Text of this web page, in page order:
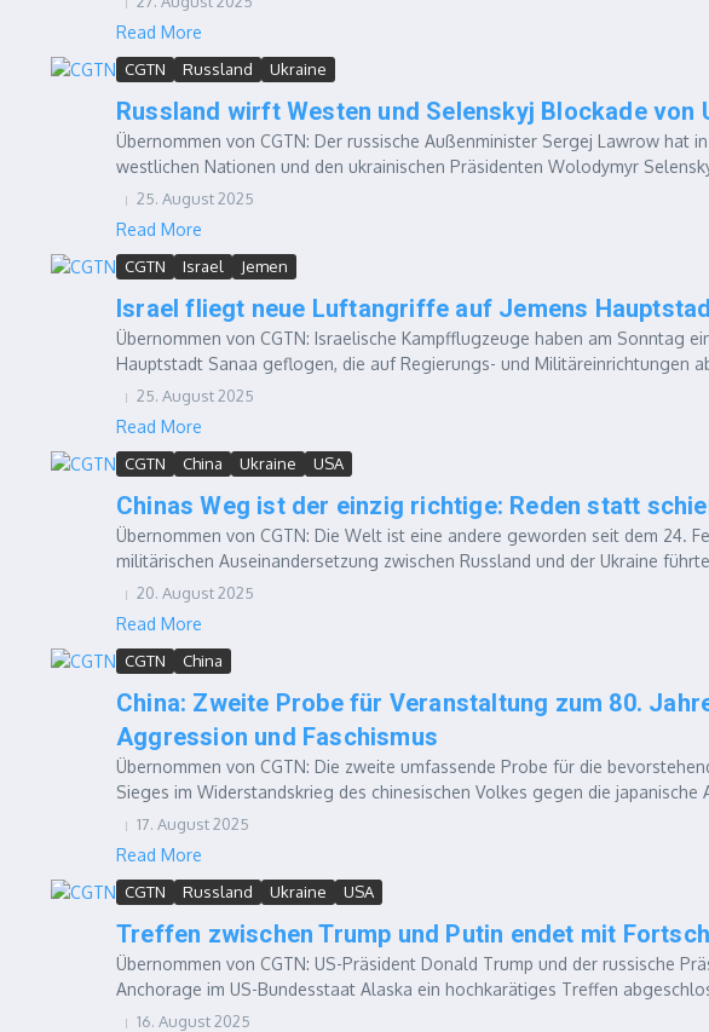
Read More
CGTN Russland Ukraine
Russland wirft Westen und Selenskyj Blockade von
Übernommen von CGTN: Der russische Außenminister Sergej Lawrow hat
westlichen Nationen und den ukrainischen Präsidenten Wolodymyr
25. August 2025
Read More
CGTN Israel Jemen
Israel fliegt neue Luftangriffe auf Jemens
Übernommen von CGTN: Israelische Kampfflugzeuge haben am Sonntag
Hauptstadt Sanaa geflogen, die auf Regierungs- und Militäreinrichtungen
25. August 2025
Read More
CGTN China Ukraine USA
Chinas Weg ist der einzig richtige: Reden statt
Übernommen von CGTN: Die Welt ist eine andere geworden seit dem 24.
militärischen Auseinandersetzung zwischen Russland und der Ukraine
20. August 2025
Read More
CGTN China
China: Zweite Probe für Veranstaltung zum 80.
Aggression und Faschismus
Übernommen von CGTN: Die zweite umfassende Probe für die
Sieges im Widerstandskrieg des chinesischen Volkes gegen die japanische
17. August 2025
Read More
CGTN Russland Ukraine USA
Treffen zwischen Trump und Putin endet mit
Übernommen von CGTN: US-Präsident Donald Trump und der russische
Anchorage im US-Bundesstaat Alaska ein hochkarätiges Treffen
16. August 2025